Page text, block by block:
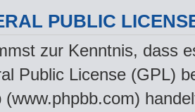
PUBLIC
zur Kenntnis, dass
Public License (GPL)
(www.phpbb.com)